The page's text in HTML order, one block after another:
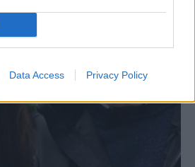
Data Access Privacy Policy